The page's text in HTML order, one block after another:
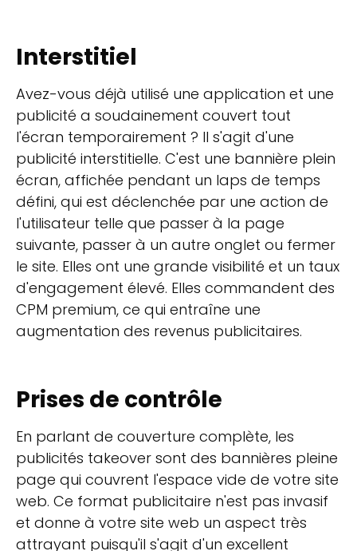
Interstitiel
Avez-vous déjà utilisé une application et une
publicité a soudainement couvert tout
l'écran temporairement ? Il s'agit d'une
publicité interstitielle. C'est une bannière plein
écran, affichée pendant un laps de temps
défini, qui est déclenchée par une action de
l'utilisateur telle que passer à la page
suivante, passer à un autre onglet ou fermer
le site. Elles ont une grande visibilité et un taux
d'engagement élevé. Elles commandent des
CPM premium, ce qui entraîne une
augmentation des revenus publicitaires.
Prises de contrôle
En parlant de couverture complète, les
publicités takeover sont des bannières pleine
page qui couvrent l'espace vide de votre site
web. Ce format publicitaire n'est pas invasif
et donne à votre site web un aspect très
attrayant puisqu'il s'agit d'un excellent